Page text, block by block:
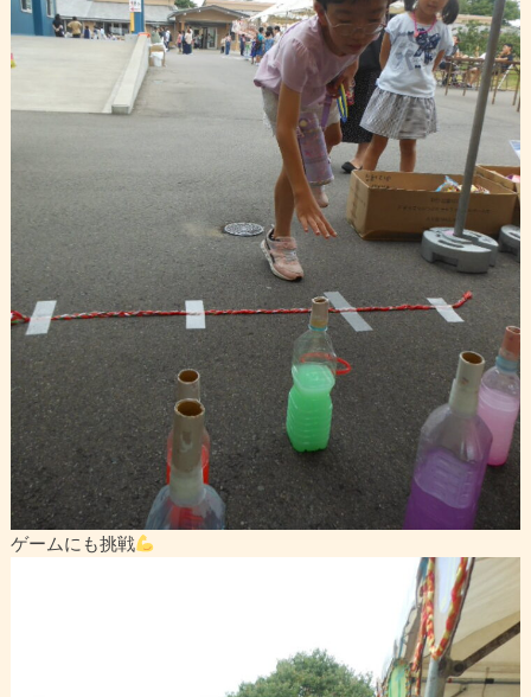
ゲームにも挑戦